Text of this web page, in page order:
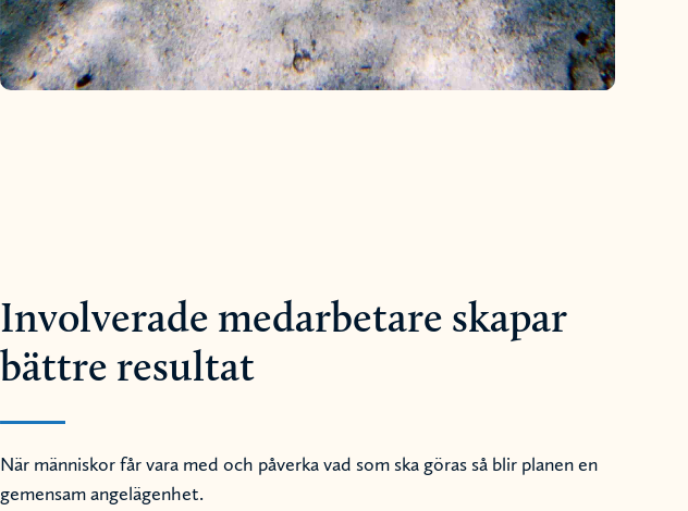
Involverade medarbetare skapar
bättre resultat
När människor får vara med och påverka vad som ska göras så blir planen en
gemensam angelägenhet.